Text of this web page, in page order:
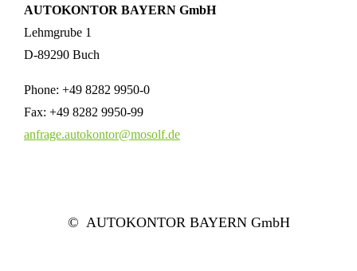
AUTOKONTOR BAYERN GmbH
Lehmgrube 1
D-89290 Buch
Phone: +49 8282 9950-0
Fax: +49 8282 9950-99
anfrage.autokontor@mosolf.de
© AUTOKONTOR BAYERN GmbH